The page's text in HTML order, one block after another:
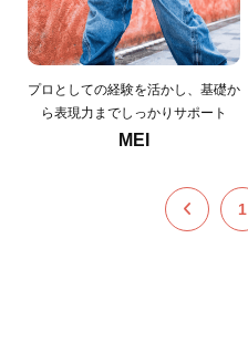
プロとしての経験を活かし、基礎か
ら表現力までしっかりサポート
MEI
1